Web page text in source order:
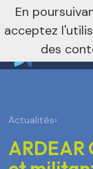
Je m’abonne à
nivo_2026: 1
Actualités›
ARDEAR
En
acceptez
des